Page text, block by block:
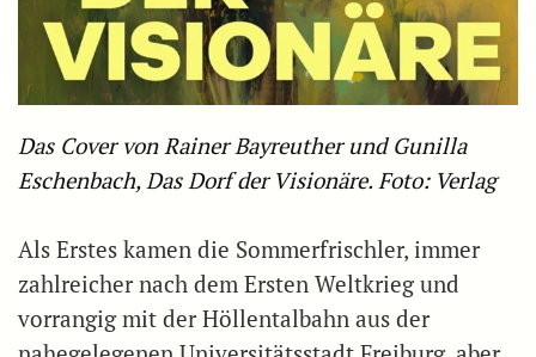
Das Cover von Rainer Bayreuther und Gunilla
Eschenbach, Das Dorf der Visionäre. Foto: Verlag
Als Erstes kamen die Sommerfrischler, immer
zahlreicher nach dem Ersten Weltkrieg und
vorrangig mit der Höllentalbahn aus der